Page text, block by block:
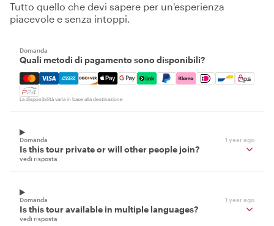
Tutto quello che devi sapere per un'esperienza
piacevole e senza intoppi.
Domanda
Quali metodi di pagamento sono disponibili?
Mastercard, Visa, Amex, Discover, Apple Pay, Google
La disponibilità varia in base alla destinazione
Domanda 1 year ago
Is this tour private or will other people join?
vedi risposta
Domanda 1 year ago
Is this tour available in multiple languages?
vedi risposta